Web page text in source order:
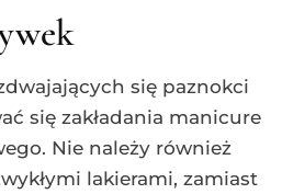
się paznokci
się zakładania manicure
Nie należy również
lakierami, zamiast